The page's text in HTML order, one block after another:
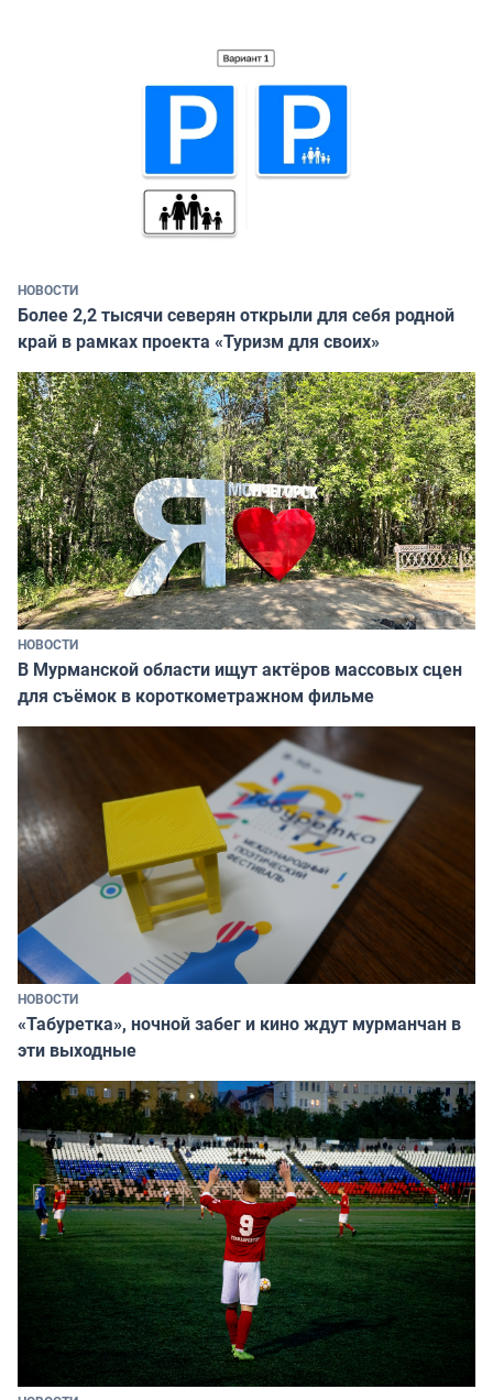
НОВОСТИ
Более 2,2 тысячи северян открыли для себя родной
край в рамках проекта «Туризм для своих»
НОВОСТИ
В Мурманской области ищут актёров массовых сцен
для съёмок в короткометражном фильме
НОВОСТИ
«Табуретка», ночной забег и кино ждут мурманчан в
эти выходные